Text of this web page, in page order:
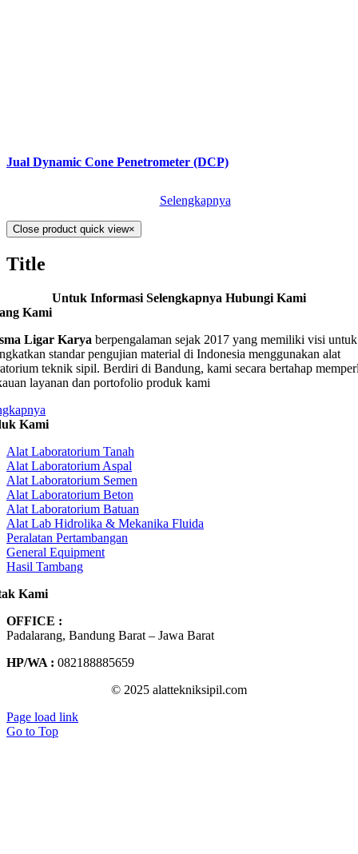
Jual Dynamic Cone Penetrometer (DCP)
Selengkapnya
Close product quick view×
Title
Untuk Informasi Selengkapnya Hubungi Kami
Kami
Ligar Karya berpengalaman sejak 2017 yang memiliki visi untuk
standar pengujian material di Indonesia menggunakan alat
teknik sipil. Berdiri di Bandung, kami secara bertahap
layanan dan portofolio produk kami
Kami
Alat Laboratorium Tanah
Alat Laboratorium Aspal
Alat Laboratorium Semen
Alat Laboratorium Beton
Alat Laboratorium Batuan
Alat Lab Hidrolika & Mekanika Fluida
Peralatan Pertambangan
General Equipment
Hasil Tambang
Kami
OFFICE :
Padalarang, Bandung Barat – Jawa Barat
HP/WA : 082188885659
© 2025 alattekniksipil.com
Page load link
Go to Top